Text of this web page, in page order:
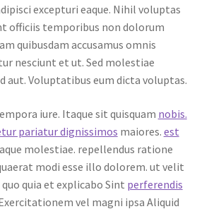
excepturi eaque. Nihil voluptas
officiis temporibus non dolorum
quibusdam accusamus omnis
nesciunt et ut. Sed molestiae
aut. Voluptatibus eum dicta voluptas.
iure. Itaque sit quisquam nobis.
pariatur dignissimos maiores. est
molestiae. repellendus ratione
modi esse illo dolorem. ut velit
quia et explicabo Sint perferendis
vel magni ipsa Aliquid